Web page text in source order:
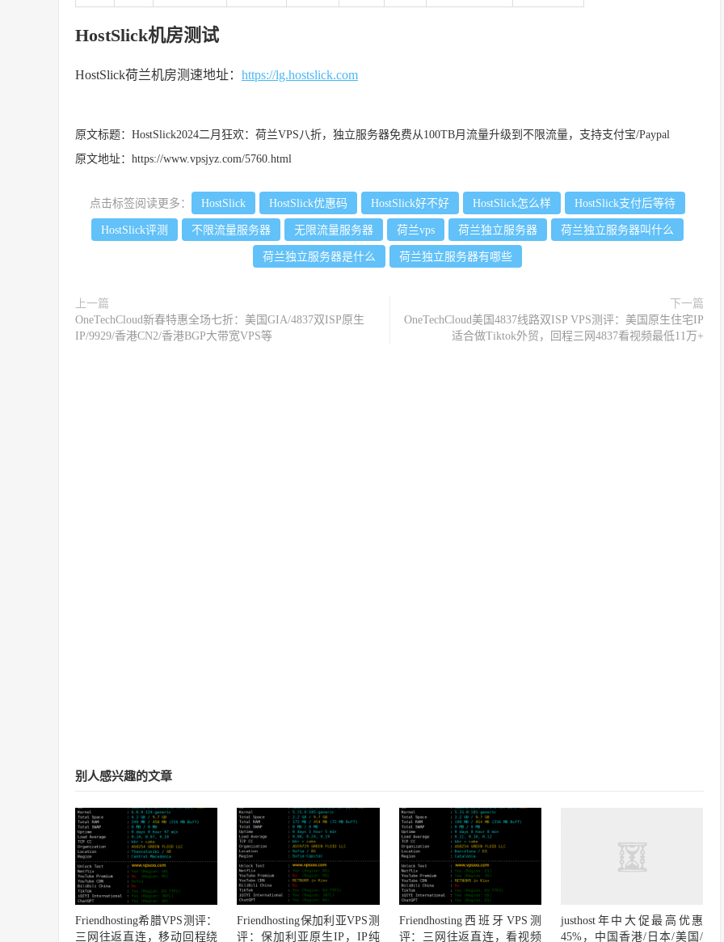
HostSlick机房测试
HostSlick荷兰机房测速地址： https://lg.hostslick.com
原文标题： HostSlick2024二月狂欢：荷兰VPS八折，独立服务器免费从100TB月流量升级到不限流量，支持支付宝/Paypal
原文地址： https://www.vpsjyz.com/5760.html
点击标签阅读更多： HostSlick HostSlick优惠码 HostSlick好不好 HostSlick怎么样 HostSlick支付后等待
HostSlick评测 不限流量服务器 无限流量服务器 荷兰vps 荷兰独立服务器 荷兰独立服务器叫什么
荷兰独立服务器是什么 荷兰独立服务器有哪些
上一篇
OneTechCloud新春特惠全场七折：美国GIA/4837双ISP原生
IP/9929/香港CN2/香港BGP大带宽VPS等
下一篇
OneTechCloud美国4837线路双ISP VPS测评：美国原生住宅IP
适合做Tiktok外贸，回程三网4837看视频最低11万+
别人感兴趣的文章
Friendhosting希腊VPS测评：
三网往返直连，移动回程绕
Friendhosting保加利亚VPS测
评：保加利亚原生IP，IP纯
Friendhosting西班牙VPS测
评：三网往返直连，看视频
justhost年中大促最高优惠
45%，中国香港/日本/美国/